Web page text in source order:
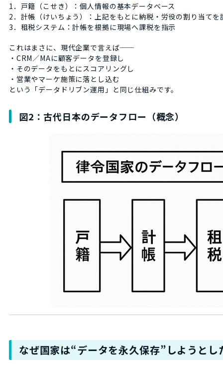
1．戸籍（こせき）：個人情報の基本データベース
2．計帳（けいちょう）：上記をもとに納税・労役の割り当てを
3．租税システム：計帳を根拠に現場へ課税を指示
これはまさに、現代企業で言えば──
・CRM／MAに顧客データを登録し
・そのデータをもとにスコアリングし
・営業やマーケ施策に落とし込む
という「データドリブン運用」と同じ仕組みです。
図2：古代日本のデータフロー（概念）
なぜ国家は“データを永久保存”しようとし